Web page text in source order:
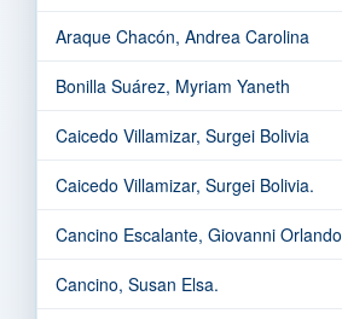
Araque Chacón, Andrea Carolina
Bonilla Suárez, Myriam Yaneth
Caicedo Villamizar, Surgei Bolivia
Caicedo Villamizar, Surgei Bolivia.
Cancino Escalante, Giovanni Orlando
Cancino, Susan Elsa.